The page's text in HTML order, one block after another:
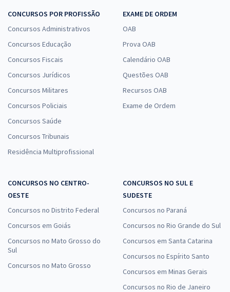
CONCURSOS POR PROFISSÃO
Concursos Administrativos
Concursos Educação
Concursos Fiscais
Concursos Jurídicos
Concursos Militares
Concursos Policiais
Concursos Saúde
Concursos Tribunais
Residência Multiprofissional
EXAME DE ORDEM
OAB
Prova OAB
Calendário OAB
Questões OAB
Recursos OAB
Exame de Ordem
CONCURSOS NO CENTRO-
OESTE
Concursos no Distrito Federal
Concursos em Goiás
Concursos no Mato Grosso do
Sul
Concursos no Mato Grosso
CONCURSOS NO SUL E
SUDESTE
Concursos no Paraná
Concursos no Rio Grande do Sul
Concursos em Santa Catarina
Concursos no Espírito Santo
Concursos em Minas Gerais
Concursos no Rio de Janeiro